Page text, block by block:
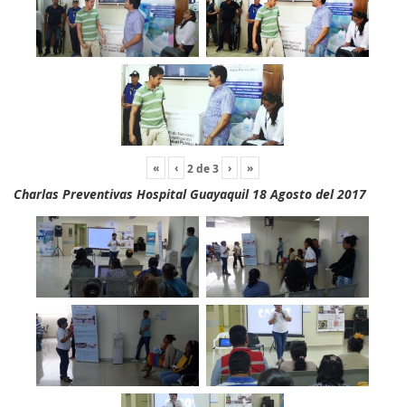
« ‹ 2de3 › »
Charlas Preventivas Hospital Guayaquil 18 Agosto del 2017